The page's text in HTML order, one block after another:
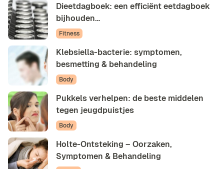
Dieetdagboek: een efficiënt eetdagboek
bijhouden…
Fitness
Klebsiella-bacterie: symptomen,
besmetting & behandeling
Body
Pukkels verhelpen: de beste middelen
tegen jeugdpuistjes
Body
Holte-Ontsteking – Oorzaken,
Symptomen & Behandeling